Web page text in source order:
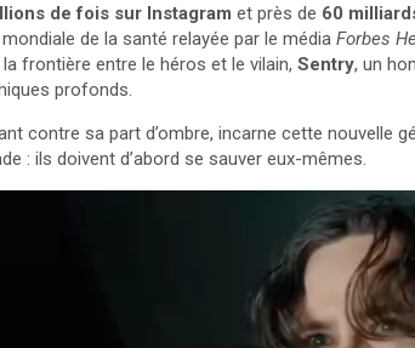
de fois sur Instagram et près de 60
mondiale de la santé relayée par le média Forbes
frontière entre le héros et le vilain, Sentry, un
profonds.
contre sa part d’ombre, incarne cette nouvelle
: ils doivent d’abord se sauver eux-mêmes.